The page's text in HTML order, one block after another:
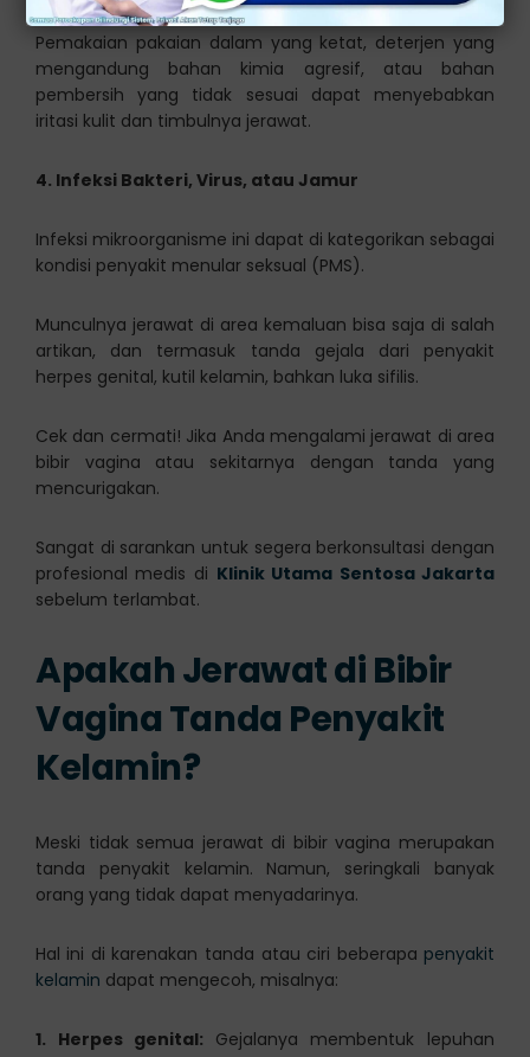
Pemakaian pakaian dalam yang ketat, deterjen yang
mengandung bahan kimia agresif, atau bahan
pembersih yang tidak sesuai dapat menyebabkan
iritasi kulit dan timbulnya jerawat.
4. Infeksi Bakteri, Virus, atau Jamur
Infeksi mikroorganisme ini dapat di kategorikan sebagai
kondisi penyakit menular seksual (PMS).
Munculnya jerawat di area kemaluan bisa saja di salah
artikan, dan termasuk tanda gejala dari penyakit
herpes genital, kutil kelamin, bahkan luka sifilis.
Cek dan cermati! Jika Anda mengalami jerawat di area
bibir vagina atau sekitarnya dengan tanda yang
mencurigakan.
Sangat di sarankan untuk segera berkonsultasi dengan
profesional medis di Klinik Utama Sentosa Jakarta
sebelum terlambat.
Apakah Jerawat di Bibir
Vagina Tanda Penyakit
Kelamin?
Meski tidak semua jerawat di bibir vagina merupakan
tanda penyakit kelamin. Namun, seringkali banyak
orang yang tidak dapat menyadarinya.
Hal ini di karenakan tanda atau ciri beberapa penyakit
kelamin dapat mengecoh, misalnya:
1. Herpes genital: Gejalanya membentuk lepuhan